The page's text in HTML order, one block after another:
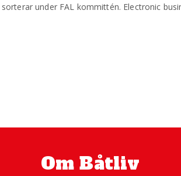
under FAL kommittén. Electronic
Om Båtliv